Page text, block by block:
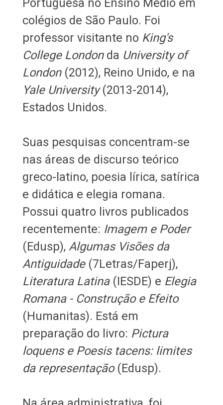
Portuguesa no Ensino Médio em
colégios de São Paulo. Foi
professor visitante no King's
College Londonda University of
London (2012), Reino Unido, e na
Yale University(2013-2014),
Estados Unidos.
Suas pesquisas concentram-se
nas áreas de discurso teórico
greco-latino, poesia lírica, satírica
e didática e elegia romana.
Possui quatro livros publicados
recentemente: Imagem e Poder
(Edusp), Algumas Visões da
Antiguidade (7Letras/Faperj),
Literatura Latina (IESDE) e Elegia
Romana - Construção e Efeito
(Humanitas). Está em
preparação do livro: Pictura
loquens e Poesis tacens: limites
da representação (Edusp).